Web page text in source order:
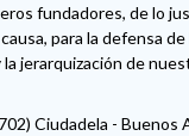
fundadores, de lo
para la defensa
jerarquización de
Ciudadela - Buenos